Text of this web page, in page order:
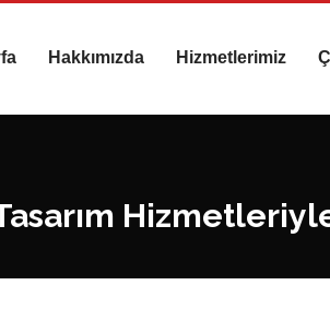
Hakkımızda Hizmetlerimiz